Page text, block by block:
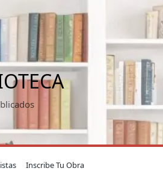
Inscribe Tu Obra